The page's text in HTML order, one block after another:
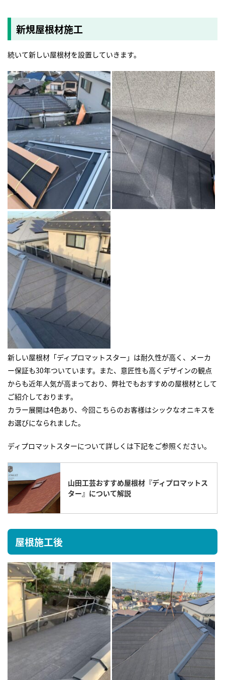
新規屋根材施工
続いて新しい屋根材を設置していきます。
新しい屋根材「ディプロマットスター」は耐久性が高く、メーカ
ー保証も30年ついています。また、意匠性も高くデザインの観点
からも近年人気が高まっており、弊社でもおすすめの屋根材として
ご紹介しております。
カラー展開は4色あり、今回こちらのお客様はシックなオニキスを
お選びになられました。
ディプロマットスターについて詳しくは下記をご参照ください。
山田工芸おすすめ屋根材『ディプロマットス
ター』について解説
屋根施工後